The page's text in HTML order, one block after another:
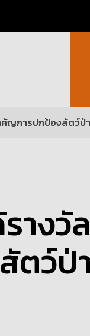
คัญการปกป้องสัตว์ป่า
างวัล
ตว์ป่